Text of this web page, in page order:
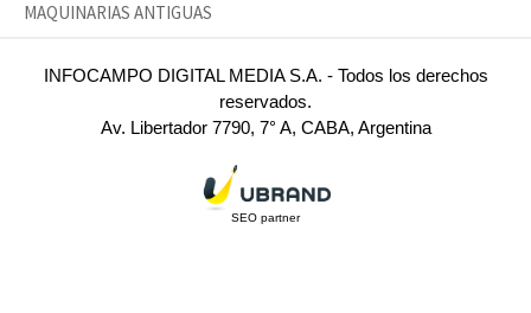
MAQUINARIAS ANTIGUAS
INFOCAMPO DIGITAL MEDIA S.A. - Todos los derechos
reservados.
Av. Libertador 7790, 7° A, CABA, Argentina
SEO partner